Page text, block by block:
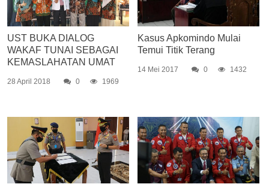
UST BUKA DIALOG
WAKAF TUNAI SEBAGAI
KEMASLAHATAN UMAT
28 April 2018 0 1969
Kasus Apkomindo Mulai
Temui Titik Terang
14 Mei 2017 0 1432